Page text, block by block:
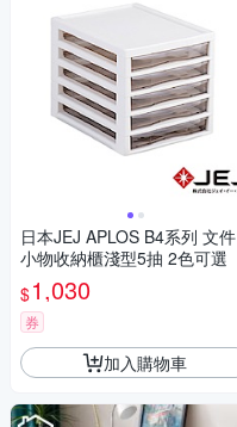
日本JEJ APLOS B4系列 文件
小物收納櫃淺型5抽 2色可選
$1,030
券
加入購物車